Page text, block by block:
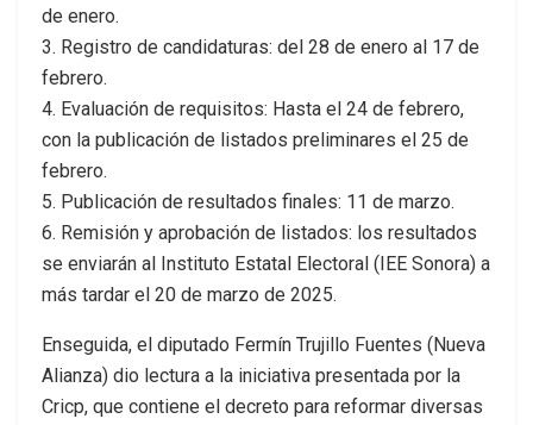
de enero.
3. Registro de candidaturas: del 28 de enero al 17 de
febrero.
4. Evaluación de requisitos: Hasta el 24 de febrero,
con la publicación de listados preliminares el 25 de
febrero.
5. Publicación de resultados finales: 11 de marzo.
6. Remisión y aprobación de listados: los resultados
se enviarán al Instituto Estatal Electoral (IEE Sonora) a
más tardar el 20 de marzo de 2025.
Enseguida, el diputado Fermín Trujillo Fuentes (Nueva
Alianza) dio lectura a la iniciativa presentada por la
Cricp, que contiene el decreto para reformar diversas